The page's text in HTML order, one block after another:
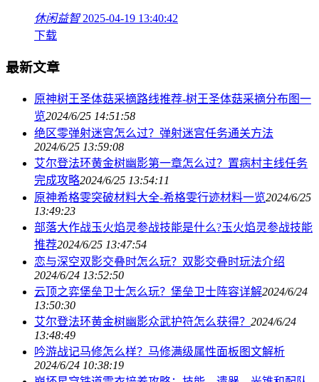
休闲益智 2025-04-19 13:40:42
下载
最新文章
原神树王圣体菇采摘路线推荐-树王圣体菇采摘分布图一
览2024/6/25 14:51:58
绝区零弹射迷宫怎么过？弹射迷宫任务通关方法
2024/6/25 13:59:08
艾尔登法环黄金树幽影第一章怎么过？置病村主线任务
完成攻略2024/6/25 13:54:11
原神希格雯突破材料大全-希格雯行迹材料一览2024/6/25
13:49:23
部落大作战玉火焰灵参战技能是什么?玉火焰灵参战技能
推荐2024/6/25 13:47:54
恋与深空双影交叠时怎么玩？双影交叠时玩法介绍
2024/6/24 13:52:50
云顶之弈堡垒卫士怎么玩？堡垒卫士阵容详解2024/6/24
13:50:30
艾尔登法环黄金树幽影众武护符怎么获得？ 2024/6/24
13:48:49
吟游战记马修怎么样？马修满级属性面板图文解析
2024/6/24 10:38:19